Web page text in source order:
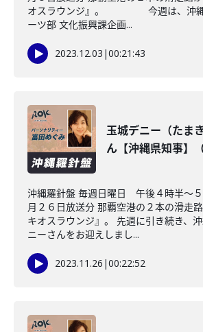
オスラウンジ』。 今週は、沖縄
ーツ部 文化振興課企画...
2023.12.03 |00:21:43
玉城デニー（たま
ん【沖縄県知事】
沖縄羅針盤 毎週日曜日 午後４時半～
月２６日放送分 那覇空港の２本の滑走
キオスラウンジ』。 先週に引き続き、
ニーさんをお迎えしまし...
2023.11.26 |00:22:52